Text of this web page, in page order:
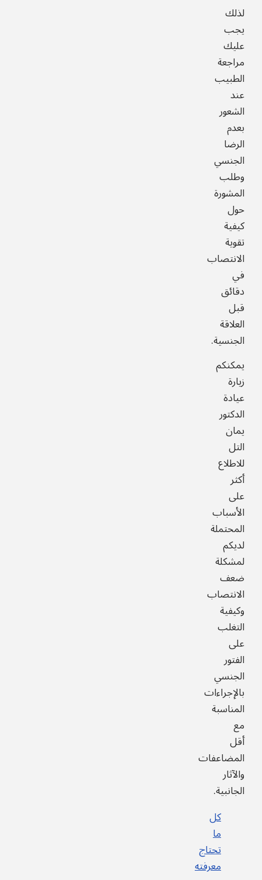
لذلك
يجب
عليك
مراجعة
الطبيب
عند
الشعور
بعدم
الرضا
الجنسي
وطلب
المشورة
حول
كيفية
تقوية
الانتصاب
في
دقائق
قبل
العلاقة
الجنسية.
يمكنكم
زيارة
عيادة
الدكتور
يمان
التل
للاطلاع
أكثر
على
الأسباب
المحتملة
لديكم
لمشكلة
ضعف
الانتصاب
وكيفية
التغلب
على
الفتور
الجنسي
بالإجراءات
المناسبة
مع
أقل
المضاعفات
والآثار
الجانبية.
كل
ما
تحتاج
معرفته